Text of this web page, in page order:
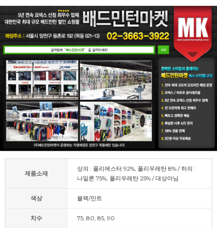
제품소재
상의 : 폴리에스터 92%, 폴리우레탄 8% / 하의 :
나일론 75%, 폴리우레탄 25% / 대상아님
색상 블랙/민트
치수 75, 80, 85, 90